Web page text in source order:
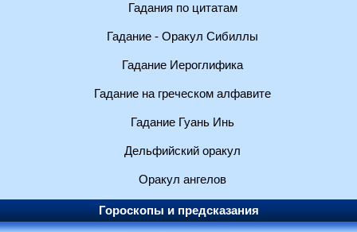
Гадания по цитатам
Гадание - Оракул Сибиллы
Гадание Иероглифика
Гадание на греческом алфавите
Гадание Гуань Инь
Дельфийский оракул
Оракул ангелов
Гороскопы и предсказания